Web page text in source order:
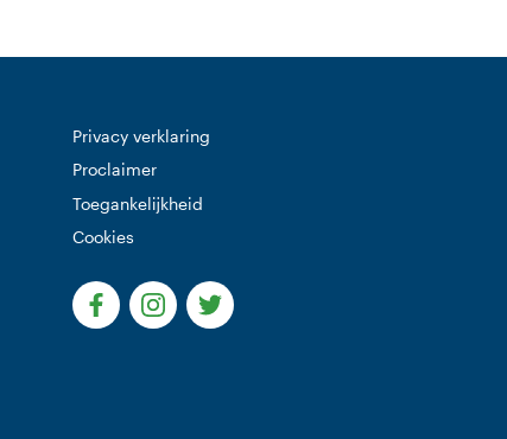
Privacy verklaring
Proclaimer
Toegankelijkheid
Cookies
(Deze link gaat naar een externe website)
(Deze link gaat naar een externe
(Deze link gaat naar een